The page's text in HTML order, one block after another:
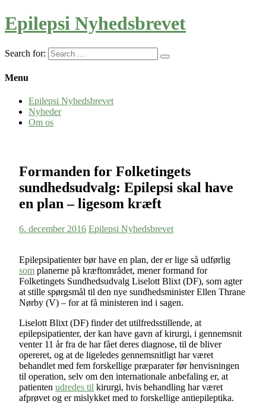
Epilepsi Nyhedsbrevet
Search for:
Menu
Epilepsi Nyhedsbrevet
Nyheder
Om os
Formanden for Folketingets
sundhedsudvalg: Epilepsi skal have
en plan – ligesom kræft
6. december 2016 Epilepsi Nyhedsbrevet
Epilepsipatienter bør have en plan, der er lige så udførlig
som planerne på kræftområdet, mener formand for
Folketingets Sundhedsudvalg Liselott Blixt (DF), som agter
at stille spørgsmål til den nye sundhedsminister Ellen Thrane
Nørby (V) – for at få ministeren ind i sagen.
Liselott Blixt (DF) finder det utilfredsstillende, at
epilepsipatienter, der kan have gavn af kirurgi, i gennemsnit
venter 11 år fra de har fået deres diagnose, til de bliver
opereret, og at de ligeledes gennemsnitligt har været
behandlet med fem forskellige præparater før henvisningen
til operation, selv om den internationale anbefaling er, at
patienten udredes til kirurgi, hvis behandling har været
afprøvet og er mislykket med to forskellige antiepileptika.